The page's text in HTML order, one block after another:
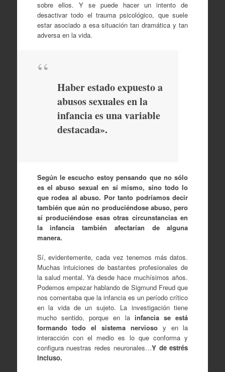
sobre ellos. Y se puede hacer un intento de
desactivar todo el trauma psicológico, que suele
estar asociado a esa situación tan dramática y tan
adversa en la vida.
Haber estado expuesto a
abusos sexuales en la
infancia es una variable
destacada».
Según le escucho estoy pensando que no sólo
es el abuso sexual en sí mismo, sino todo lo
que rodea al abuso. Por tanto podríamos decir
también que aún no produciéndose abuso, pero
sí produciéndose esas otras circunstancias en
la infancia también afectarían de alguna
manera.
Sí, evidentemente, cada vez tenemos más datos.
Muchas intuiciones de bastantes profesionales de
la salud mental. Ya desde hace muchísimos años.
Podemos empezar hablando de Sigmund Freud que
nos comentaba que la infancia es un período crítico
en la vida de un sujeto. La investigación tiene
mucho sentido, porque en la infancia se está
formando todo el sistema nerviosoy en la
interacción con el medio es lo que conforma y
configura nuestras redes neuronales…Y de estrés
incluso.